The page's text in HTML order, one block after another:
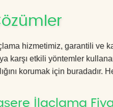
hizmetimiz, garantili ve
karşı etkili yöntemler
korumak için buradadır.
İlaçlama